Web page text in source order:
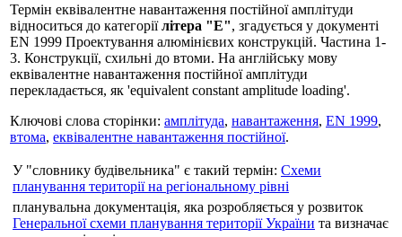
Термін еквівалентне навантаження постійної амплітуди
відноситься до категоріїлітера "Е", згадується у документі
EN 1999 Проектування алюмінієвих конструкцій. Частина 1-
3. Конструкції, схильні до втоми. На англійську мову
еквівалентне навантаження постійної амплітуди
перекладається, як 'equivalent constant amplitude loading'.
Ключові слова сторінки: амплітуда, навантаження, EN 1999,
втома, еквівалентне навантаження постійної.
У "словнику будівельника" є такий термін: Cхеми
планування території на регіональному рівні
планувальна документація, яка розробляється у розвиток
Генеральної схеми планування території України та визначає